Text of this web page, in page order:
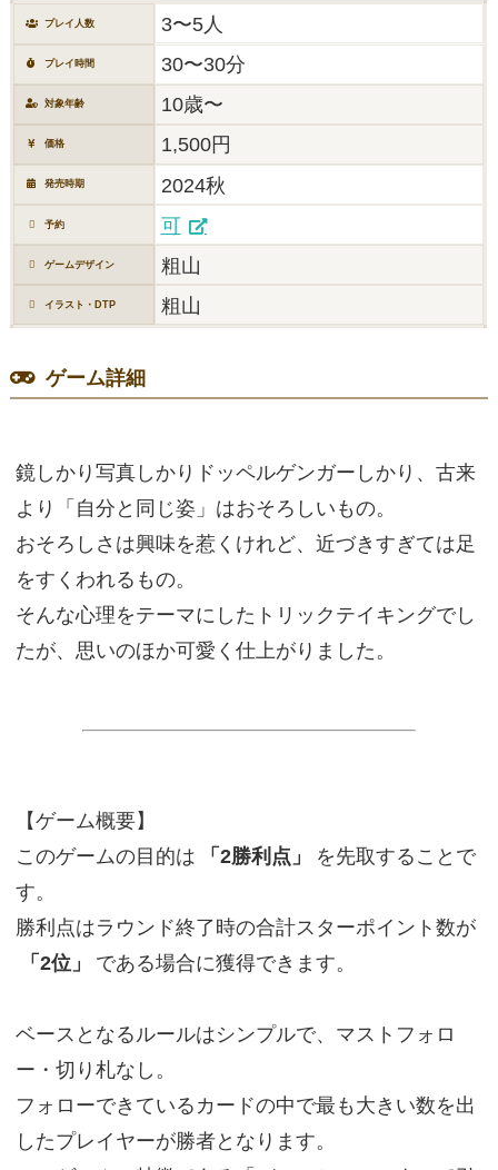
プレイ人数 3〜5人
プレイ時間 30〜30分
対象年齢 10歳〜
価格 1,500円
発売時期 2024秋
予約 可
ゲームデザイン 粗山
イラスト・DTP 粗山
ゲーム詳細
鏡しかり写真しかりドッペルゲンガーしかり、古来
より「自分と同じ姿」はおそろしいもの。
おそろしさは興味を惹くけれど、近づきすぎては足
をすくわれるもの。
そんな心理をテーマにしたトリックテイキングでし
たが、思いのほか可愛く仕上がりました。
【ゲーム概要】
このゲームの目的は
「2勝利点」
を先取することで
す。
勝利点はラウンド終了時の合計スターポイント数が
「2位」
である場合に獲得できます。
ベースとなるルールはシンプルで、マストフォロ
ー・切り札なし。
フォローできているカードの中で最も大きい数を出
したプレイヤーが勝者となります。